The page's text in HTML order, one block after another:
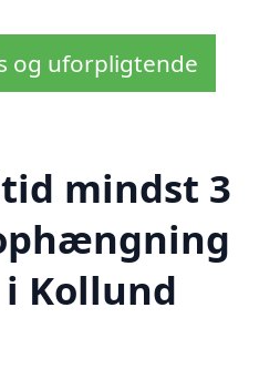
og uforpligtende
mindst 3
Kollund